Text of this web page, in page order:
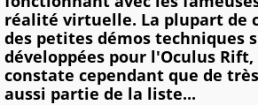
réalité virtuelle. La plupart de
des petites démos techniques
développées pour l'Oculus
constate cependant que de
aussi partie de la liste...